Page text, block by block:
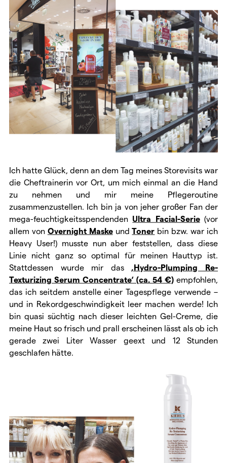
Ich hatte Glück, denn an dem Tag meines Storevisits war
die Cheftrainerin vor Ort, um mich einmal an die Hand
zu nehmen und mir meine Pflegeroutine
zusammenzustellen. Ich bin ja von jeher großer Fan der
mega-feuchtigkeitsspendenden Ultra Facial-Serie(vor
allem von Overnight MaskeundToner bin bzw. war ich
Heavy User!) musste nun aber feststellen, dass diese
Linie nicht ganz so optimal für meinen Hauttyp ist.
Stattdessen wurde mir das ‚Hydro-Plumping Re-
Texturizing Serum Concentrate‘ (ca. 54 €) empfohlen,
das ich seitdem anstelle einer Tagespflege verwende –
und in Rekordgeschwindigkeit leer machen werde! Ich
bin quasi süchtig nach dieser leichten Gel-Creme, die
meine Haut so frisch und prall erscheinen lässt als ob ich
gerade zwei Liter Wasser geext und 12 Stunden
geschlafen hätte.